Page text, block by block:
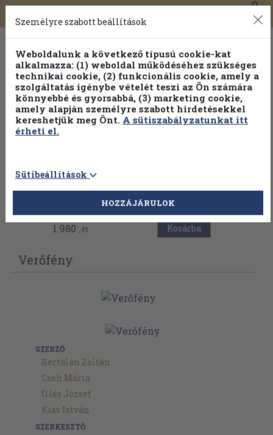
Toggle
navigation
0
Válogasson több mint 30 000 kötet közül
Hobbi témakörökben20% kedvezménnyel!
Vissza az előző oldalra
1.980 ,-Ft Kosárba
Verőfény
SZERZŐ
Bertalan Zoltán
Cseh Mária
Illés József
Kiss István
SZERKESZTŐ
Személyre szabott beállítások
Weboldalunk a következő típusú cookie-kat
alkalmazza: (1) weboldal működéséhez szükséges
technikai cookie, (2) funkcionális cookie, amely a
szolgáltatás igénybe vételét teszi az Ön számára
könnyebbé és gyorsabbá, (3) marketing cookie,
amely alapján személyre szabott hirdetésekkel
kereshetjük meg Önt. A sütiszabályzatunkat itt
érheti el.
Sütibeállítások
HOZZÁJÁRULOK